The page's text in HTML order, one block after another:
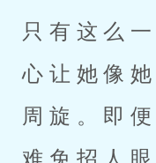
只有这么
心让她像
周旋。即